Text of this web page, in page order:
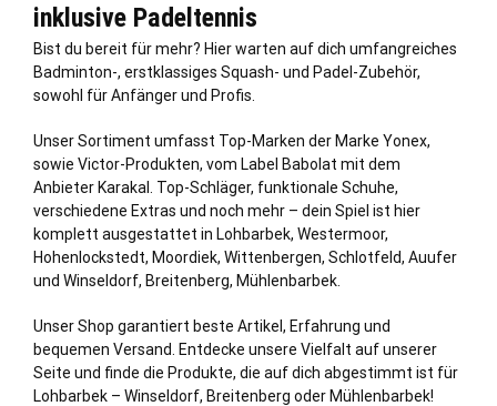
inklusive Padeltennis
Bist du bereit für mehr? Hier warten auf dich umfangreiches
Badminton-, erstklassiges Squash- und Padel-Zubehör,
sowohl für Anfänger und Profis.
Unser Sortiment umfasst Top-Marken der Marke Yonex,
sowie Victor-Produkten, vom Label Babolat mit dem
Anbieter Karakal. Top-Schläger, funktionale Schuhe,
verschiedene Extras und noch mehr – dein Spiel ist hier
komplett ausgestattet in Lohbarbek, Westermoor,
Hohenlockstedt, Moordiek, Wittenbergen, Schlotfeld, Auufer
und Winseldorf, Breitenberg, Mühlenbarbek
Unser Shop garantiert beste Artikel, Erfahrung und
bequemen Versand. Entdecke unsere Vielfalt auf unserer
Seite und finde die Produkte, die auf dich abgestimmt ist für
Lohbarbek – Winseldorf, Breitenberg oder Mühlenbarbek!